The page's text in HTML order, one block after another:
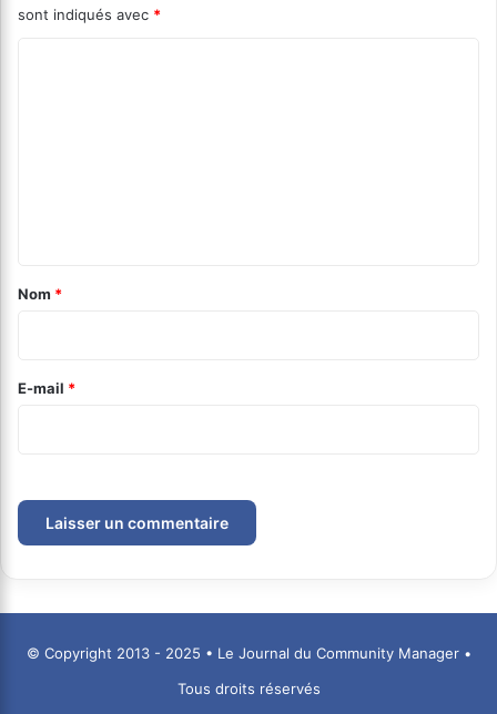
sont indiqués avec *
a
e
Nom *
E-mail *
© Copyright 2013 - 2025 • Le Journal du Community Manager •
Tous droits réservés